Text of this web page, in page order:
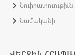
Նուիրատուութիւն
Նամականի